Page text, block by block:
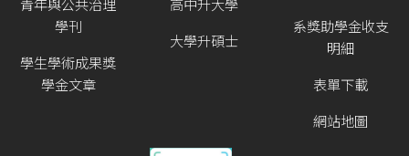
青年與公共治理
學刊
學生學術成果獎
學金文章
高中升大學
大學升碩士
系獎助學金收支
明細
表單下載
網站地圖